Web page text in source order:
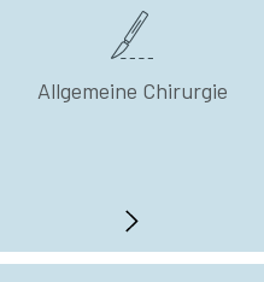
Allgemeine Chirurgie